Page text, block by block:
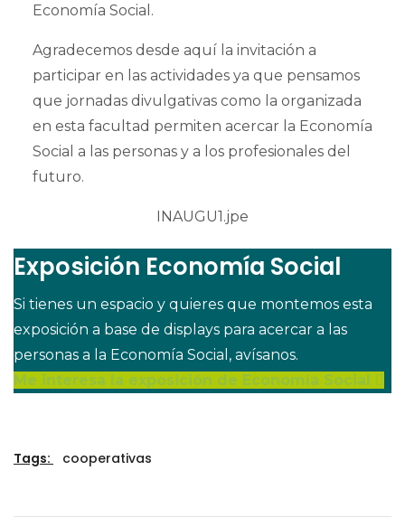
Economía Social.
Agradecemos desde aquí la invitación a
participar en las actividades ya que pensamos
que jornadas divulgativas como la organizada
en esta facultad permiten acercar la Economía
Social a las personas y a los profesionales del
futuro.
Exposición Economía Social
Si tienes un espacio y quieres que montemos esta
exposición a base de displays para acercar a las
personas a la Economía Social, avísanos.
Me interesa la exposición de Economía Social
Tags: cooperativas